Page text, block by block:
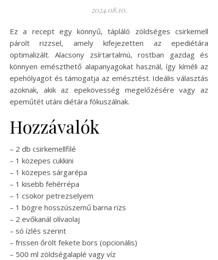
2024.08.10.
Ez a recept egy könnyű, tápláló zöldséges csirkemell
párolt rizzsel, amely kifejezetten az epediétára
optimalizált. Alacsony zsírtartalmú, rostban gazdag és
könnyen emészthető alapanyagokat használ, így kíméli az
epehólyagot és támogatja az emésztést. Ideális választás
azoknak, akik az epekövesség megelőzésére vagy az
epeműtét utáni diétára fókuszálnak.
Hozzávalók
– 2 db csirkemellfilé
– 1 közepes cukkini
– 1 közepes sárgarépa
– 1 kisebb fehérrépa
– 1 csokor petrezselyem
– 1 bögre hosszúszemű barna rizs
– 2 evőkanál olívaolaj
– só ízlés szerint
– frissen őrölt fekete bors (opcionális)
– 500 ml zöldségalaplé vagy víz